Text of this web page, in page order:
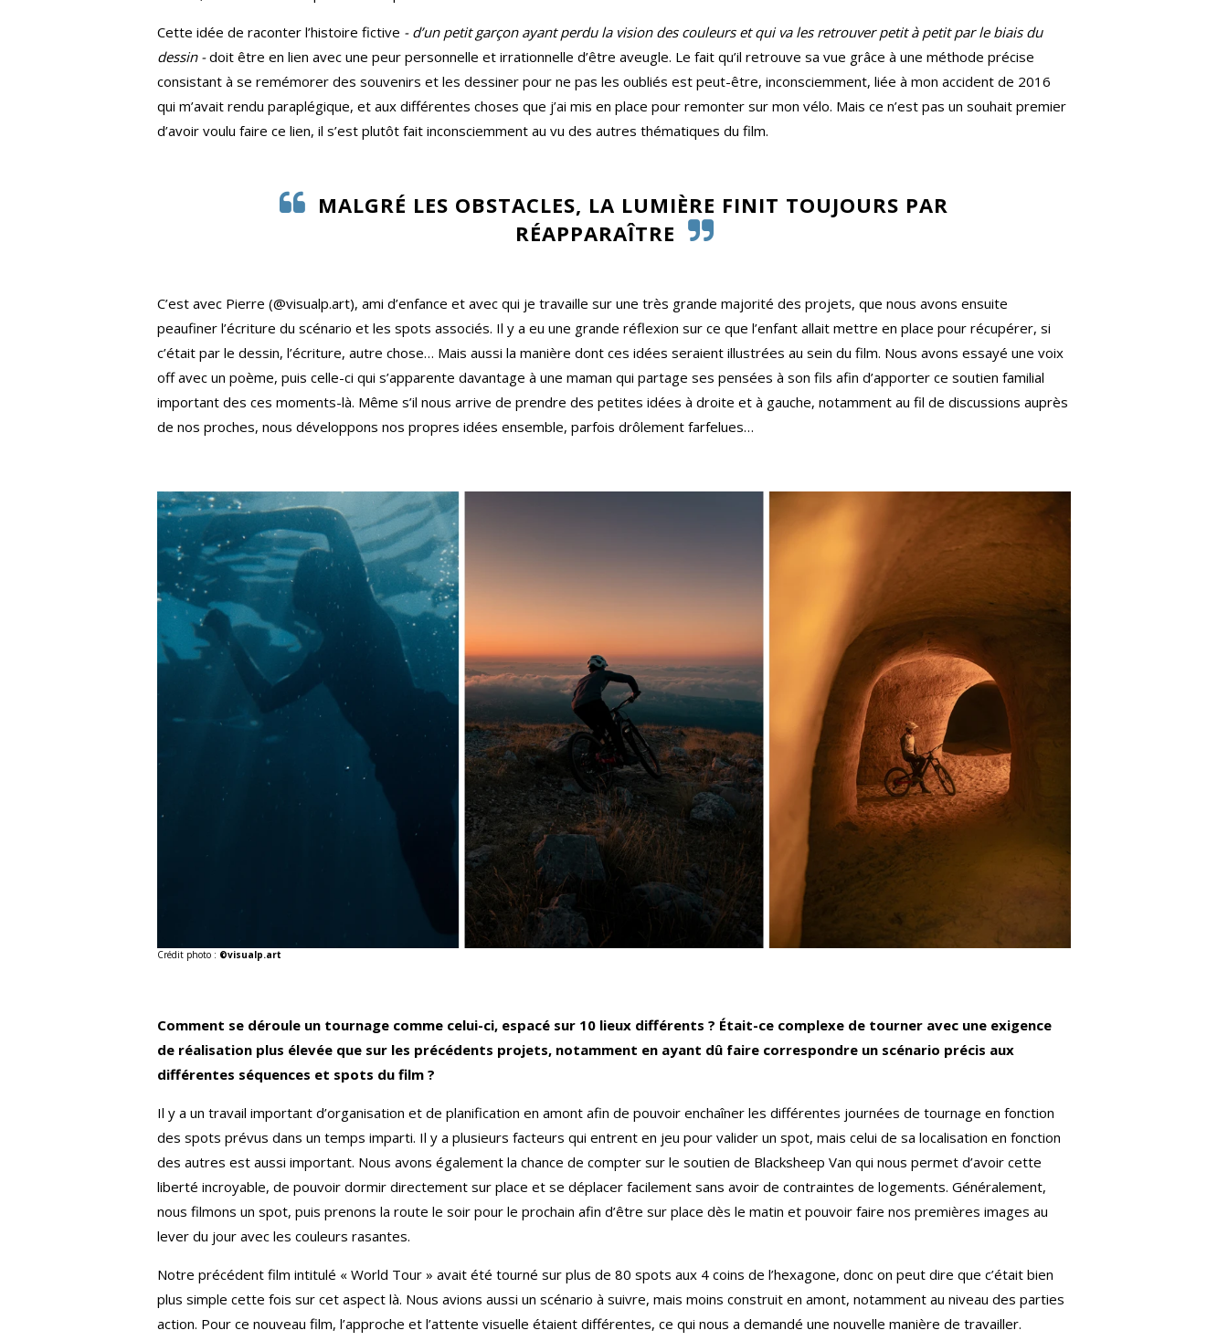
Cette idée de raconter l’histoire fictive - d’un petit garçon ayant perdu la vision des couleurs et qui va les retrouver petit à petit par le biais du
dessin -doit être en lien avec une peur personnelle et irrationnelle d’être aveugle. Le fait qu’il retrouve sa vue grâce à une méthode précise
consistant à se remémorer des souvenirs et les dessiner pour ne pas les oubliés est peut-être, inconsciemment, liée à mon accident de 2016
qui m’avait rendu paraplégique, et aux différentes choses que j’ai mis en place pour remonter sur mon vélo. Mais ce n’est pas un souhait premier
d’avoir voulu faire ce lien, il s’est plutôt fait inconsciemment au vu des autres thématiques du film.
MALGRÉ LES OBSTACLES, LA LUMIÈRE FINIT TOUJOURS PAR
RÉAPPARAÎTRE
C’est avec Pierre (@visualp.art), ami d’enfance et avec qui je travaille sur une très grande majorité des projets, que nous avons ensuite
peaufiner l’écriture du scénario et les spots associés. Il y a eu une grande réflexion sur ce que l’enfant allait mettre en place pour récupérer, si
c’était par le dessin, l’écriture, autre chose… Mais aussi la manière dont ces idées seraient illustrées au sein du film. Nous avons essayé une voix
off avec un poème, puis celle-ci qui s’apparente davantage à une maman qui partage ses pensées à son fils afin d’apporter ce soutien familial
important des ces moments-là. Même s’il nous arrive de prendre des petites idées à droite et à gauche, notamment au fil de discussions auprès
de nos proches, nous développons nos propres idées ensemble, parfois drôlement farfelues…
Crédit photo : ©visualp.art
Comment se déroule un tournage comme celui-ci, espacé sur 10 lieux différents ? Était-ce complexe de tourner avec une exigence
de réalisation plus élevée que sur les précédents projets, notamment en ayant dû faire correspondre un scénario précis aux
différentes séquences et spots du film ?
Il y a un travail important d’organisation et de planification en amont afin de pouvoir enchaîner les différentes journées de tournage en fonction
des spots prévus dans un temps imparti. Il y a plusieurs facteurs qui entrent en jeu pour valider un spot, mais celui de sa localisation en fonction
des autres est aussi important. Nous avons également la chance de compter sur le soutien de Blacksheep Van qui nous permet d’avoir cette
liberté incroyable, de pouvoir dormir directement sur place et se déplacer facilement sans avoir de contraintes de logements. Généralement,
nous filmons un spot, puis prenons la route le soir pour le prochain afin d’être sur place dès le matin et pouvoir faire nos premières images au
lever du jour avec les couleurs rasantes.
Notre précédent film intitulé « World Tour » avait été tourné sur plus de 80 spots aux 4 coins de l’hexagone, donc on peut dire que c’était bien
plus simple cette fois sur cet aspect là. Nous avions aussi un scénario à suivre, mais moins construit en amont, notamment au niveau des parties
action. Pour ce nouveau film, l’approche et l’attente visuelle étaient différentes, ce qui nous a demandé une nouvelle manière de travailler.